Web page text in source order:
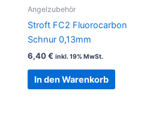
Angelzubehör
Stroft FC2 Fluorocarbon
Schnur 0,13mm
6,40€ inkl. 19% MwSt.
In den Warenkorb